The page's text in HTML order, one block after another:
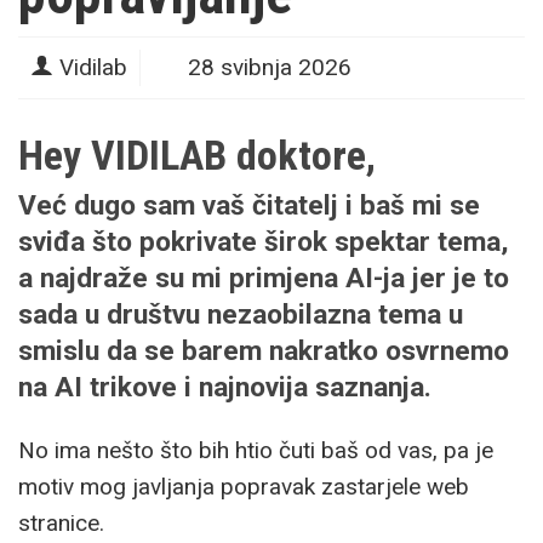
Vidilab 28 svibnja 2026
Hey VIDILAB doktore,
Već dugo sam vaš čitatelj i baš mi se
sviđa što pokrivate širok spektar tema,
a najdraže su mi primjena AI-ja jer je to
sada u društvu nezaobilazna tema u
smislu da se barem nakratko osvrnemo
na AI trikove i najnovija saznanja.
No ima nešto što bih htio čuti baš od vas, pa je
motiv mog javljanja popravak zastarjele web
stranice.